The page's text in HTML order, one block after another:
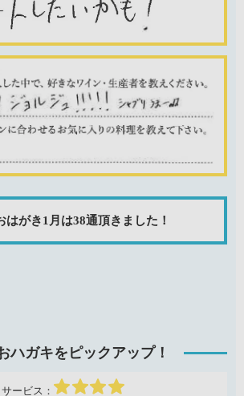
はがき1月は38通頂きました！
ハガキをピックアップ！